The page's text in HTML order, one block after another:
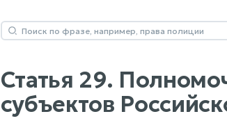
Статья 29.
субъектов